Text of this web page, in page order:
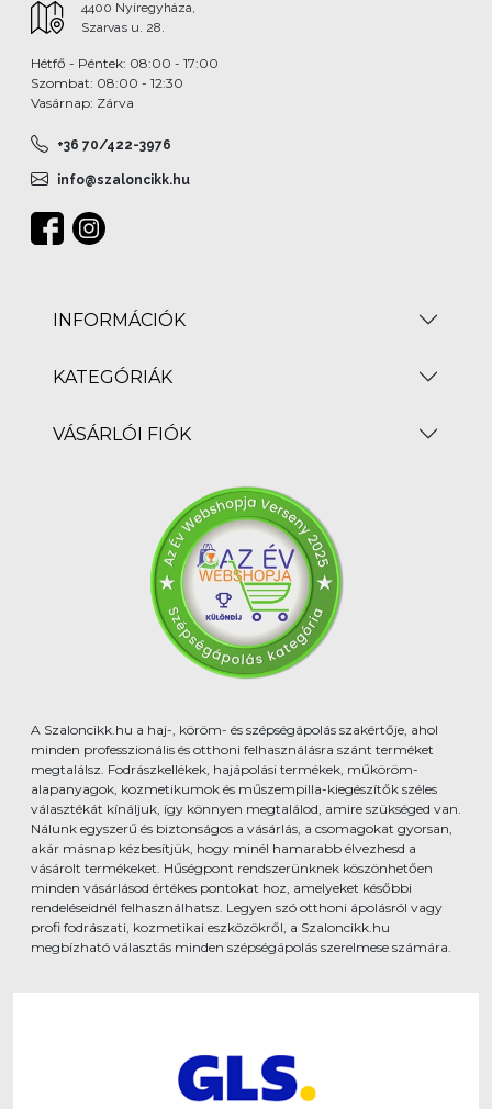
4400 Nyíregyháza,
Szarvas u. 28.
Hétfő - Péntek: 08:00 - 17:00
Szombat: 08:00 - 12:30
Vasárnap: Zárva
+36 70/422-3976
info@szaloncikk.hu
INFORMÁCIÓK
KATEGÓRIÁK
VÁSÁRLÓI FIÓK
A Szaloncikk.hu a haj-, köröm- és szépségápolás szakértője, ahol
minden professzionális és otthoni felhasználásra szánt terméket
megtalálsz. Fodrászkellékek, hajápolási termékek, műköröm-
alapanyagok, kozmetikumok és műszempilla-kiegészítők széles
választékát kínáljuk, így könnyen megtalálod, amire szükséged van.
Nálunk egyszerű és biztonságos a vásárlás, a csomagokat gyorsan,
akár másnap kézbesítjük, hogy minél hamarabb élvezhesd a
vásárolt termékeket. Hűségpont rendszerünknek köszönhetően
minden vásárlásod értékes pontokat hoz, amelyeket későbbi
rendeléseidnél felhasználhatsz. Legyen szó otthoni ápolásról vagy
profi fodrászati, kozmetikai eszközökről, a Szaloncikk.hu
megbízható választás minden szépségápolás szerelmese számára.